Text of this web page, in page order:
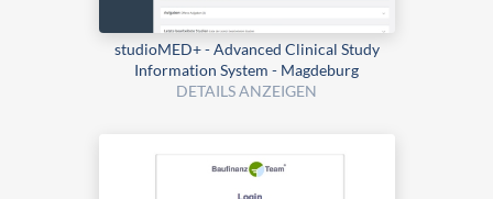
studioMED+ - Advanced Clinical Study
Information System - Magdeburg
DETAILS ANZEIGEN